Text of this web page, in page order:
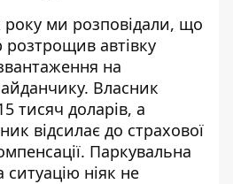
року ми розповідали, що
розтрощив автівку
на
Власник
тисяч доларів, а
відсилає до страхової
Паркувальна
ситуацію ніяк не